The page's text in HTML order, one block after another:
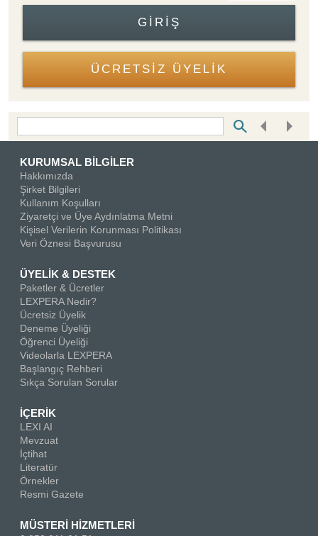
GIRIŞ
ÜCRETSİZ ÜYELİK
KURUMSAL BİLGİLER
Hakkımızda
Şirket Bilgileri
Kullanım Koşulları
Ziyaretçi ve Üye Aydınlatma Metni
Kişisel Verilerin Korunması Politikası
Veri Öznesi Başvurusu
ÜYELİK & DESTEK
Paketler & Ücretler
LEXPERA Nedir?
Ücretsiz Üyelik
Deneme Üyeliği
Öğrenci Üyeliği
Videolarla LEXPERA
Başlangıç Rehberi
Sıkça Sorulan Sorular
İÇERİK
LEXI AI
Mevzuat
İçtihat
Literatür
Örnekler
Resmi Gazete
MÜSTERİ HİZMETLERİ